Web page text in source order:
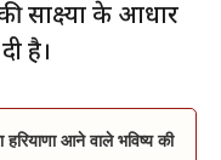
साक्ष्यों के आधार
है।
हरियाणा आने वाले भविष्य की